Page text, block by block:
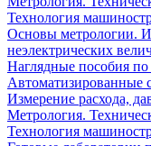
Технология
Основы метрологии.
неэлектрических
Наглядные пособия
Автоматизированные
Измерение расхода,
Метрология.
Технология